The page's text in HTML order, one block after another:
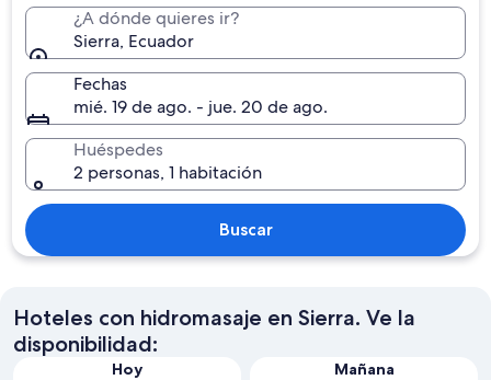
¿A dónde quieres ir?
Sierra, Ecuador
Fechas
mié. 19 de ago. - jue. 20 de ago.
Huéspedes
2 personas, 1 habitación
Buscar
Hoteles con hidromasaje en Sierra. Ve la
disponibilidad:
Hoy
Mañana